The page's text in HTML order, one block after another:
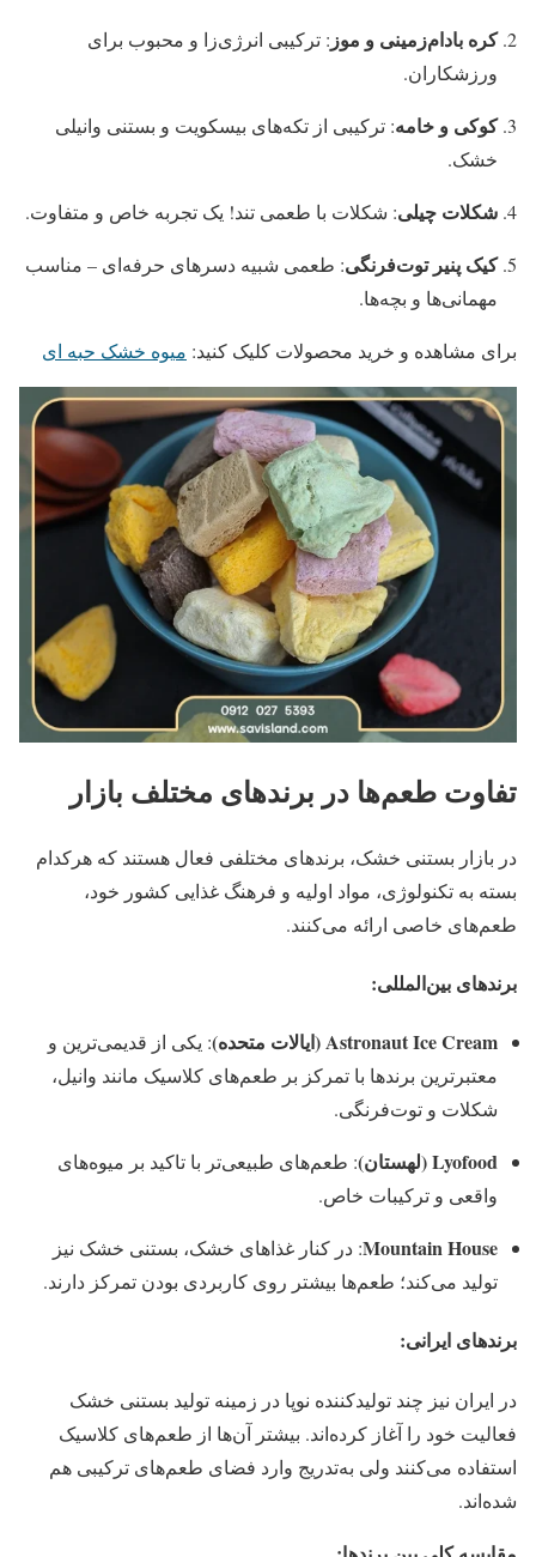
کره بادام‌زمینی و موز : ترکیبی انرژی‌زا و محبوب برای
ورزشکاران.
کوکی و خامه: ترکیبی از تکه‌های بیسکویت و بستنی وانیلی
خشک.
شکلات چیلی: شکلات با طعمی تند! یک تجربه خاص و متفاوت.
کیک پنیر توت‌فرنگی: طعمی شبیه دسرهای حرفه‌ای – مناسب
مهمانی‌ها و بچه‌ها.
برای مشاهده و خرید محصولات کلیک کنید: میوه خشک حبه ای
تفاوت طعم‌ها در برندهای مختلف بازار
در بازار بستنی خشک، برندهای مختلفی فعال هستند که هرکدام
بسته به تکنولوژی، مواد اولیه و فرهنگ غذایی کشور خود،
طعم‌های خاصی ارائه می‌کنند.
برندهای بین‌المللی:
Astronaut Ice Cream (ایالات متحده)
: یکی از قدیمی‌ترین و
معتبرترین برندها با تمرکز بر طعم‌های کلاسیک مانند وانیل،
شکلات و توت‌فرنگی.
Lyofood (لهستان)
: طعم‌های طبیعی‌تر با تاکید بر میوه‌های
واقعی و ترکیبات خاص.
Mountain House: در کنار غذاهای خشک، بستنی خشک نیز
تولید می‌کند؛ طعم‌ها بیشتر روی کاربردی بودن تمرکز دارند.
برندهای ایرانی:
در ایران نیز چند تولیدکننده نوپا در زمینه تولید بستنی خشک
فعالیت خود را آغاز کرده‌اند. بیشتر آن‌ها از طعم‌های کلاسیک
استفاده می‌کنند ولی به‌تدریج وارد فضای طعم‌های ترکیبی هم
شده‌اند.